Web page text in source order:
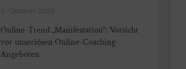
2. Oktober 2024
Online-Trend „Manifestation“: Vorsicht
vor unseriösen Online-Coaching-
Angeboten